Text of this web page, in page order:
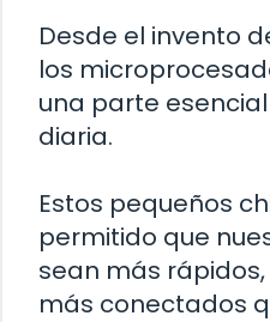
Desde el invento
los
una parte
diaria.
Estos pequeños
permitido que
sean más
más conectados